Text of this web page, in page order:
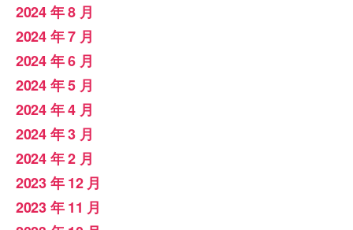
2024 年 8 月
2024 年 7 月
2024 年 6 月
2024 年 5 月
2024 年 4 月
2024 年 3 月
2024 年 2 月
2023 年 12 月
2023 年 11 月